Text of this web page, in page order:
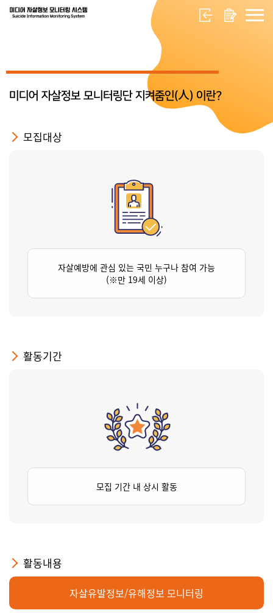
미디어 자살정보 모니터링단 지켜줌인(人) 이란?
모집대상
자살예방에 관심 있는 국민 누구나 참여 가능
(※만 19세 이상)
활동기간
모집 기간 내 상시 활동
활동내용
자살유발정보/유해정보 모니터링